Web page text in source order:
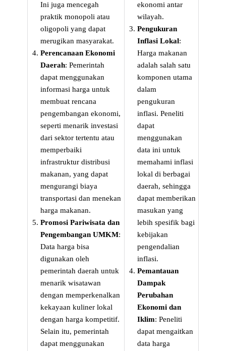
Ini juga mencegah
praktik monopoli atau
oligopoli yang dapat
merugikan masyarakat.
Perencanaan Ekonomi
Daerah: Pemerintah
dapat menggunakan
informasi harga untuk
membuat rencana
pengembangan ekonomi,
seperti menarik investasi
dari sektor tertentu atau
memperbaiki
infrastruktur distribusi
makanan, yang dapat
mengurangi biaya
transportasi dan menekan
harga makanan.
Promosi Pariwisata dan
Pengembangan UMKM:
Data harga bisa
digunakan oleh
pemerintah daerah untuk
menarik wisatawan
dengan memperkenalkan
kekayaan kuliner lokal
dengan harga kompetitif.
Selain itu, pemerintah
dapat menggunakan
ekonomi antar
wilayah.
Pengukuran
Inflasi Lokal:
Harga makanan
adalah salah satu
komponen utama
dalam
pengukuran
inflasi. Peneliti
dapat
menggunakan
data ini untuk
memahami inflasi
lokal di berbagai
daerah, sehingga
dapat memberikan
masukan yang
lebih spesifik bagi
kebijakan
pengendalian
inflasi.
Pemantauan
Dampak
Perubahan
Ekonomi dan
Iklim: Peneliti
dapat mengaitkan
data harga